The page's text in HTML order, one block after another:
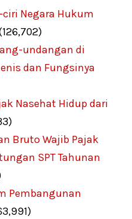
Negara Hukum
undangan di
dan Fungsinya
Nasehat Hidup dari
Bruto Wajib Pajak
SPT Tahunan
Pembangunan